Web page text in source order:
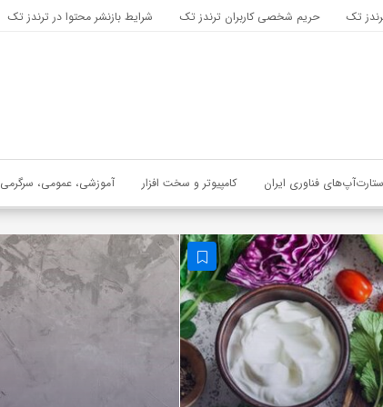
تک حریم شخصی کاربران ترندز تک شرایط بازنشر محتوا در ترندز تک
فناوری ایران کامپیوتر و سخت افزار آموزشی، عمومی، سرگرمی